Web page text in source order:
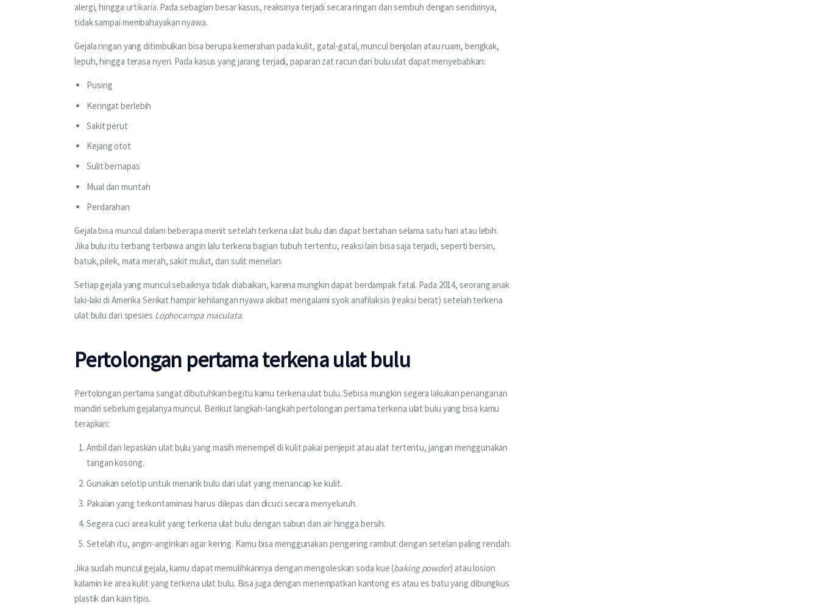
alergi, hingga urtikaria. Pada sebagian besar kasus, reaksinya terjadi secara ringan dan sembuh dengan sendirinya,
tidak sampai membahayakan nyawa.
Gejala ringan yang ditimbulkan bisa berupa kemerahan pada kulit, gatal-gatal, muncul benjolan atau ruam, bengkak,
lepuh, hingga terasa nyeri. Pada kasus yang jarang terjadi, paparan zat racun dari bulu ulat dapat menyebabkan:
Pusing
Keringat berlebih
Sakit perut
Kejang otot
Sulit bernapas
Mual dan muntah
Perdarahan
Gejala bisa muncul dalam beberapa menit setelah terkena ulat bulu dan dapat bertahan selama satu hari atau lebih.
Jika bulu itu terbang terbawa angin lalu terkena bagian tubuh tertentu, reaksi lain bisa saja terjadi, seperti bersin,
batuk, pilek, mata merah, sakit mulut, dan sulit menelan.
Setiap gejala yang muncul sebaiknya tidak diabaikan, karena mungkin dapat berdampak fatal. Pada 2014, seorang anak
laki-laki di Amerika Serikat hampir kehilangan nyawa akibat mengalami syok anafilaksis (reaksi berat) setelah terkena
ulat bulu dari spesies Lophocampa maculata.
Pertolongan pertama terkena ulat bulu
Pertolongan pertama sangat dibutuhkan begitu kamu terkena ulat bulu. Sebisa mungkin segera lakukan penanganan
mandiri sebelum gejalanya muncul. Berikut langkah-langkah pertolongan pertama terkena ulat bulu yang bisa kamu
terapkan:
Ambil dan lepaskan ulat bulu yang masih menempel di kulit pakai penjepit atau alat tertentu, jangan menggunakan
tangan kosong.
Gunakan selotip untuk menarik bulu dari ulat yang menancap ke kulit.
Pakaian yang terkontaminasi harus dilepas dan dicuci secara menyeluruh.
Segera cuci area kulit yang terkena ulat bulu dengan sabun dan air hingga bersih.
Setelah itu, angin-anginkan agar kering. Kamu bisa menggunakan pengering rambut dengan setelan paling rendah.
Jika sudah muncul gejala, kamu dapat memulihkannya dengan mengoleskan soda kue (baking powder) atau losion
kalamin ke area kulit yang terkena ulat bulu. Bisa juga dengan menempatkan kantong es atau es batu yang dibungkus
plastik dan kain tipis.